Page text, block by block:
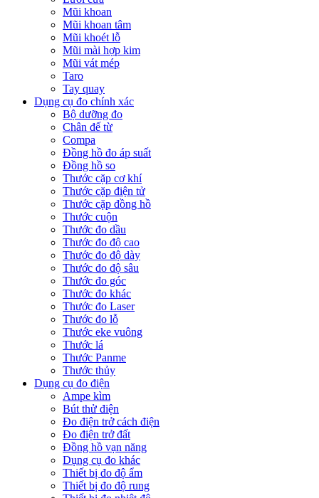
Mũi khoan
Mũi khoan tâm
Mũi khoét lỗ
Mũi mài hợp kim
Mũi vát mép
Taro
Tay quay
Dụng cụ đo chính xác
Bộ dưỡng đo
Chân đế từ
Compa
Đồng hồ đo áp suất
Đồng hồ so
Thước cặp cơ khí
Thước cặp điện tử
Thước cặp đồng hồ
Thước cuộn
Thước đo dầu
Thước đo độ cao
Thước đo độ dày
Thước đo độ sâu
Thước đo góc
Thước đo khác
Thước đo Laser
Thước đo lỗ
Thước eke vuông
Thước lá
Thước Panme
Thước thủy
Dụng cụ đo điện
Ampe kìm
Bút thử điện
Đo điện trở cách điện
Đo điện trở đất
Đồng hồ vạn năng
Dụng cụ đo khác
Thiết bị đo độ ẩm
Thiết bị đo độ rung